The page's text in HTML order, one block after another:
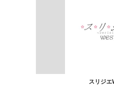
スリジエ